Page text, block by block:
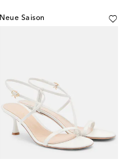
Neue Saison